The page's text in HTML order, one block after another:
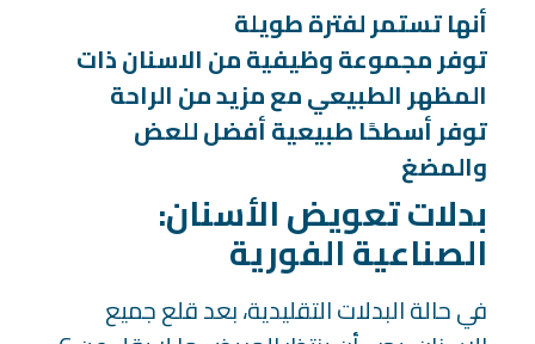
أنها تستمر لفترة طويلة
توفر مجموعة وظيفية من الاسنان ذات
المظهر الطبيعي مع مزيد من الراحة
توفر أسطحًا طبيعية أفضل للعض
والمضغ
:بدلات تعويض الأسنان
الصناعية الفورية
في حالة البدلات التقليدية، بعد قلع جميع